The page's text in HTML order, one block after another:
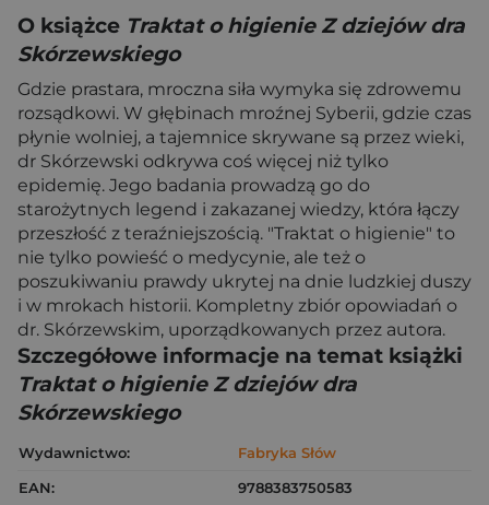
O książce Traktat o higienie Z dziejów dra
Skórzewskiego
Gdzie prastara, mroczna siła wymyka się zdrowemu
rozsądkowi. W głębinach mroźnej Syberii, gdzie czas
płynie wolniej, a tajemnice skrywane są przez wieki,
dr Skórzewski odkrywa coś więcej niż tylko
epidemię. Jego badania prowadzą go do
starożytnych legend i zakazanej wiedzy, która łączy
przeszłość z teraźniejszością. "Traktat o higienie" to
nie tylko powieść o medycynie, ale też o
poszukiwaniu prawdy ukrytej na dnie ludzkiej duszy
i w mrokach historii. Kompletny zbiór opowiadań o
dr. Skórzewskim, uporządkowanych przez autora.
Szczegółowe informacje na temat książki
Traktat o higienie Z dziejów dra
Skórzewskiego
Wydawnictwo:
Fabryka Słów
EAN:
9788383750583